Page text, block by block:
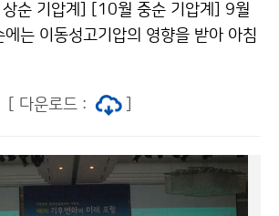
색소가 드러나게 되면 노
합성 산물인 단풍잎 속의 당분으로부터
로, 타닌(Tannin)성 물질이 산화·중
절정기 첫단풍 절정기 금강산 1,638
순 기압계] [10월 중순 기압계] 9월
는 이동성고기압의 영향을 받아 아침
년과 비슷하겠으며, 강수량의 지역차
이 많겠고, 고온현상이 나타날 때가 있
보다 높겠으며, 남쪽을 지나는 기압골의
[ 다운로드 :